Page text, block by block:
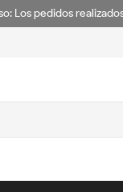
Los pedidos